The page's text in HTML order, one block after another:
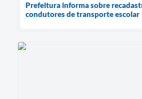
Prefeitura informa sobre
condutores de transporte escolar